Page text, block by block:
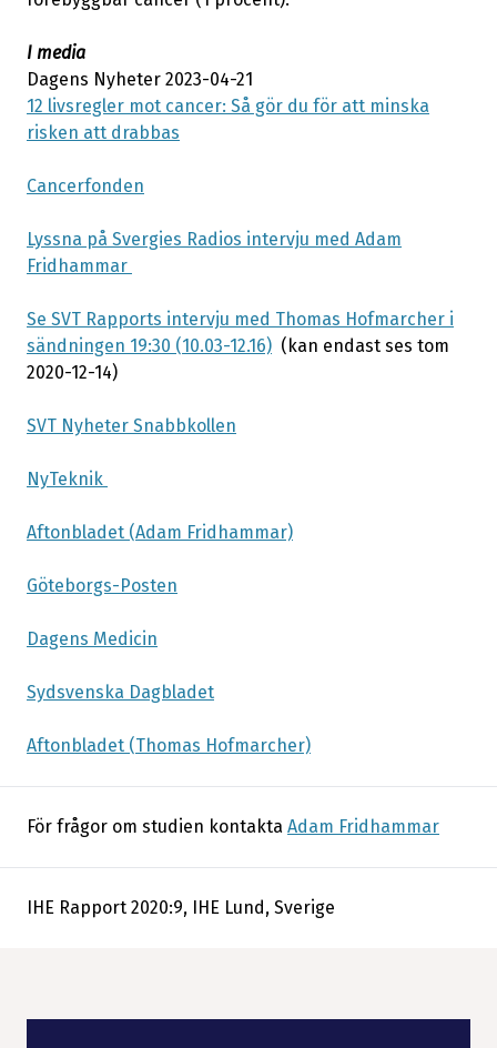
I media
Dagens Nyheter 2023-04-21
12 livsregler mot cancer: Så gör du för att minska
risken att drabbas
Cancerfonden
Lyssna på Svergies Radios intervju med Adam
Fridhammar
Se SVT Rapports intervju med Thomas Hofmarcher i
sändningen 19:30 (10.03-12.16) (kan endast ses tom
2020-12-14)
SVT Nyheter Snabbkollen
NyTeknik
Aftonbladet (Adam Fridhammar)
Göteborgs-Posten
Dagens Medicin
Sydsvenska Dagbladet
Aftonbladet (Thomas Hofmarcher)
För frågor om studien kontakta Adam Fridhammar
IHE Rapport 2020:9, IHE Lund, Sverige